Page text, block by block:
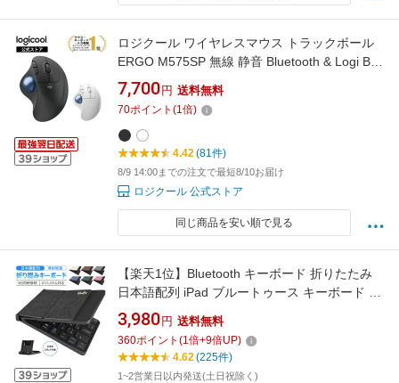
ロジクール ワイヤレスマウス トラックボール
ERGO M575SP 無線 静音 Bluetooth & Logi Bolt
トラックボールマウス ワイヤレス マウス
windows mac iPad M575SPGR M575SPOW 国
内正規品 2年間無償保証
7,700 円 送料無料
70ポイント (1倍)
4.42(81件)
8/9 14:00までの注文で最短8/10お届け
ロジクール 公式ストア
同じ商品を安い順で見る
【楽天1位】Bluetooth キーボード 折りたたみ
日本語配列 iPad ブルートゥース キーボード ワ
イヤレスキーボード iOS Android Window Mac
対応 iPhone スマホスタンド付き 小型 USB充電
アイパッド タブレット マルチペアリング スマ
ホスタンド付 軽量 薄型 Ewin 送料無料
3,980 円 送料無料
360ポイント (1倍+9倍UP)
4.62(225件)
1~2営業日以内発送(土日祝除く)